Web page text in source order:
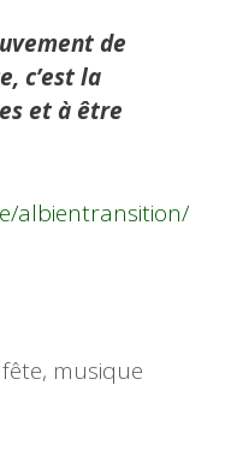
de
c’est la
et à être
albientransition/
fête, musique